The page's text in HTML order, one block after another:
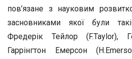
пов’язане з науковим
засновниками якої були
Фредерік Тейлор (F.Taylor),
Гаррінгтон Емерсон